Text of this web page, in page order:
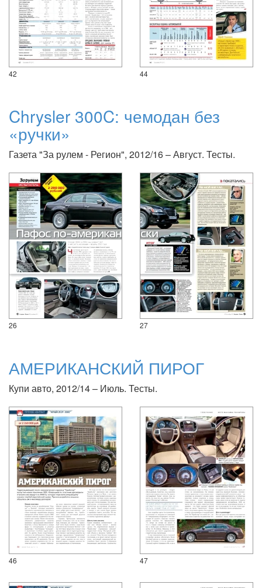
42 44
Chrysler 300C: чемодан без
«ручки»
Газета "За рулем - Регион", 2012/16 – Август. Тесты.
26 27
АМЕРИКАНСКИЙ ПИРОГ
Купи авто, 2012/14 – Июль. Тесты.
46 47